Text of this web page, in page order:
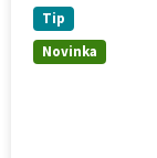
Novinka
Tip